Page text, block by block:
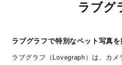
ラブグ
ラブグラフで特別なペット写真
ラブグラフ（Lovegraph）は、カメ